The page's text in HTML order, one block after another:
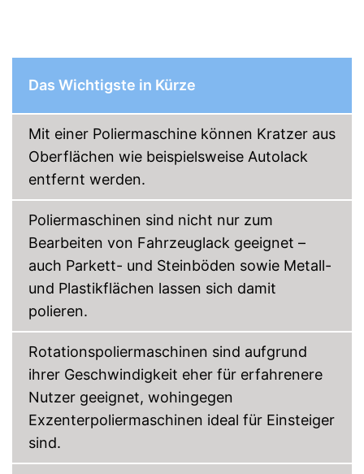
Polierscheiben sind inklusive
Mit ergonomischem Griff
Die Drehzahl lässt sich
individuell einstellen
Nachteile
Das Wichtigste in Kürze
Mit einer Poliermaschine können Kratzer aus
Oberflächen wie beispielsweise Autolack
entfernt werden.
Poliermaschinen sind nicht nur zum
Bearbeiten von Fahrzeuglack geeignet –
auch Parkett- und Steinböden sowie Metall-
und Plastikflächen lassen sich damit
polieren.
Rotationspoliermaschinen sind aufgrund
ihrer Geschwindigkeit eher für erfahrenere
Nutzer geeignet, wohingegen
Exzenterpoliermaschinen ideal für Einsteiger
sind.